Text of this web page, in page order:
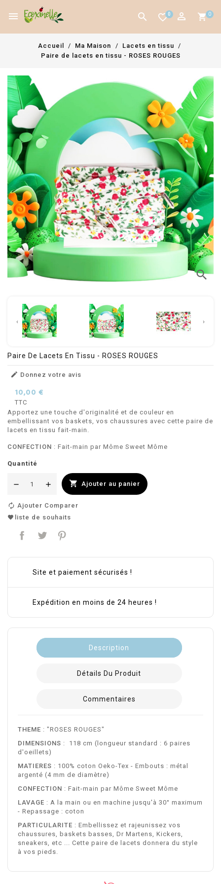
0

favorite_border0


Accueil Ma Maison
Lacets en tissu
Paire de lacets en tissu - ROSES ROUGES
search
‹ ›
Paire De Lacets En Tissu - ROSES ROUGES
 Donnez votre avis
10,00 €
TTC
Apportez une touche d'originalité et de couleur en
embellissant vos baskets, vos chaussures avec cette paire de
lacets en tissu fait-main.
CONFECTION : Fait-main par Môme Sweet Môme
Quantité
 Ajouter au panier
Ajouter Comparer
liste de souhaits
Site et paiement sécurisés !
Expédition en moins de 24 heures !
Description
Détails Du Produit
Commentaires
THEME : "ROSES ROUGES"
DIMENSIONS : 118 cm (longueur standard : 6 paires
d'oeillets)
MATIERES : 100% coton Oeko-Tex - Embouts : métal
argenté (4 mm de diamètre)
CONFECTION : Fait-main par Môme Sweet Môme
LAVAGE : A la main ou en machine jusqu'à 30° maximum
- Repassage : coton
PARTICULARITE : Embellissez et rajeunissez vos
chaussures, baskets basses, Dr Martens, Kickers,
sneakers, etc ... Cette paire de lacets donnera du style
à vos pieds.